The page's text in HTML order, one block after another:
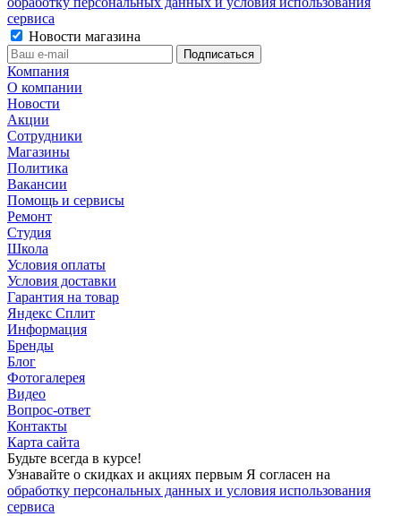
сервиса
Новости магазина
Компания
О компании
Новости
Акции
Сотрудники
Магазины
Политика
Вакансии
Помощь и сервисы
Ремонт
Студия
Школа
Условия оплаты
Условия доставки
Гарантия на товар
Яндекс Сплит
Информация
Бренды
Блог
Фотогалерея
Видео
Вопрос-ответ
Контакты
Карта сайта
Будьте всегда в курсе!
Узнавайте о скидках и акциях первым Я согласен на
обработку персональных данных и условия использования
сервиса